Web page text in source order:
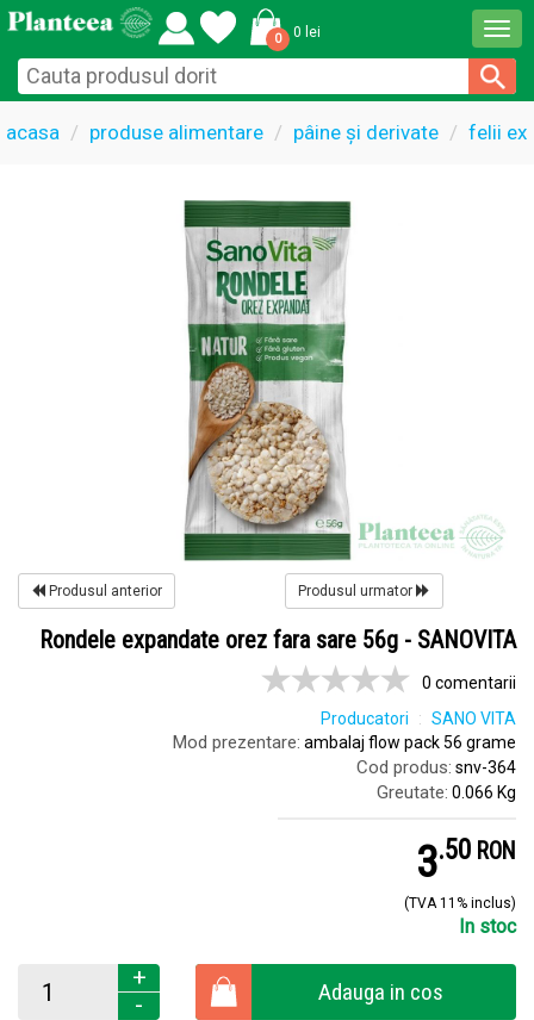
0 0 lei
acasa produse alimentare pâine și derivate felii
Produsul anterior Produsul urmator
Rondele expandate orez fara sare 56g - SANOVITA
0 comentarii
Producatori
SANO VITA
Mod prezentare: ambalaj flow pack 56 grame
Cod produs: snv-364
Greutate: 0.066 Kg
3.5 RON
(TVA 11% inclus)
In stoc
+
-
Adauga in cos